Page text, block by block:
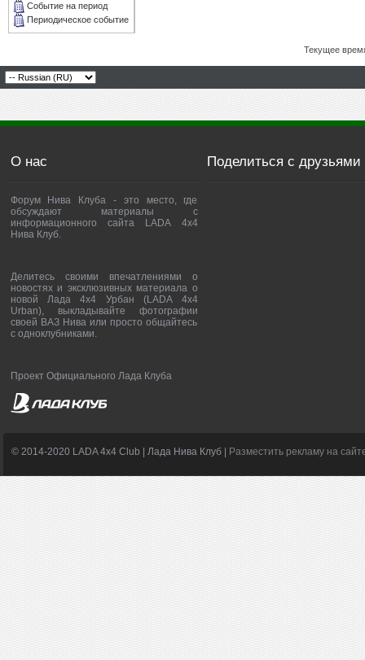
Событие на период
Периодическое событие
Текущее
О нас
Форум Нива Клуба - это место, где
обсуждают материалы с
информационного сайта LADA 4x4
Нива Клуб.
Делитесь своими впечатлениями о
новостях и эксклюзивных материала о
новой Лада 4х4 Урбан (LADA 4x4
Urban), выкладывайте фотографии
своей ВАЗ Нива или просто общайтесь
с одноклубниками.
Проект Официального Лада Клуба
Поделиться с друзьями
© 2014-2020 LADA 4x4 Club | Лада Нива Клуб | Разместить рекламу на